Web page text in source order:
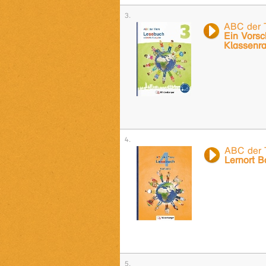
ABC der
Ein
ABC der
Lernort